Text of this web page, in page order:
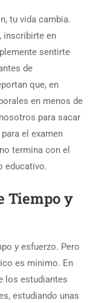
tu vida cambia.
inscribirte en
sentirte
de
que, en
en menos de
para sacar
el examen
termina con el
educativo.
Tiempo y
y esfuerzo. Pero
es mínimo. En
los estudiantes
estudiando unas